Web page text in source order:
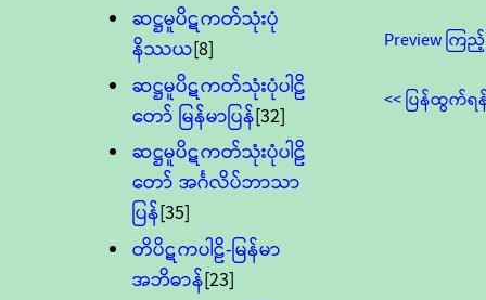
ဆဋ္ဌမူပိဋကတ်သုံးပုံ
နိဿယ[8]
ဆဋ္ဌမူပိဋကတ်သုံးပုံပါဠိ
တော် မြန်မာပြန်[32]
ဆဋ္ဌမူပိဋကတ်သုံးပုံပါဠိ
တော် အင်္ဂလိပ်ဘာသာ
ပြန်[35]
တိပိဋကပါဠိ-မြန်မာ
အဘိဓာန်[23]
Preview ကြ
<< ပြန်ထွက်ရ